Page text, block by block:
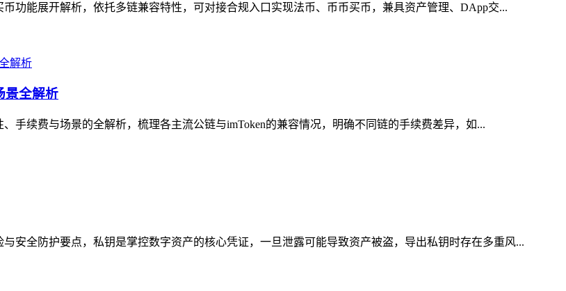
功能展开解析，依托多链兼容特性，可对接合规入口实现法币、币币买币，兼具资产管理、DApp交...
景全解析
手续费与场景的全解析，梳理各主流公链与imToken的兼容情况，明确不同链的手续费差异，如...
安全防护要点，私钥是掌控数字资产的核心凭证，一旦泄露可能导致资产被盗，导出私钥时存在多重风...